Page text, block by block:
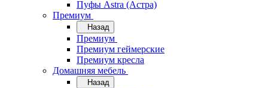
Пуфы Astra (Астра)
Премиум
Назад
Премиум
Премиум геймерские
Премиум кресла
Домашняя мебель
Назад